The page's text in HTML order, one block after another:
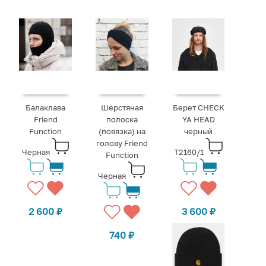
Балаклава
Friend
Function
Черная
2 600₽
Шерстяная
полоска
(повязка) на
голову Friend
Function
Черная
740₽
Берет CHECK
YA HEAD
черный
T2160/1
3 600 ₽